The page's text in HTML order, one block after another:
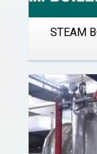
STEAM